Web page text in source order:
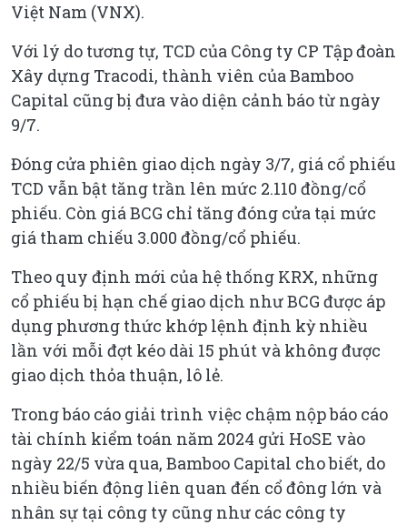
Việt Nam (VNX).
Với lý do tương tự, TCD của Công ty CP Tập đoàn
Xây dựng Tracodi, thành viên của Bamboo
Capital cũng bị đưa vào diện cảnh báo từ ngày
9/7.
Đóng cửa phiên giao dịch ngày 3/7, giá cổ phiếu
TCD vẫn bật tăng trần lên mức 2.110 đồng/cổ
phiếu. Còn giá BCG chỉ tăng đóng cửa tại mức
giá tham chiếu 3.000 đồng/cổ phiếu.
Theo quy định mới của hệ thống KRX, những
cổ phiếu bị hạn chế giao dịch như BCG được áp
dụng phương thức khớp lệnh định kỳ nhiều
lần với mỗi đợt kéo dài 15 phút và không được
giao dịch thỏa thuận, lô lẻ.
Trong báo cáo giải trình việc chậm nộp báo cáo
tài chính kiểm toán năm 2024 gửi HoSE vào
ngày 22/5 vừa qua, Bamboo Capital cho biết, do
nhiều biến động liên quan đến cổ đông lớn và
nhân sự tại công ty cũng như các công ty